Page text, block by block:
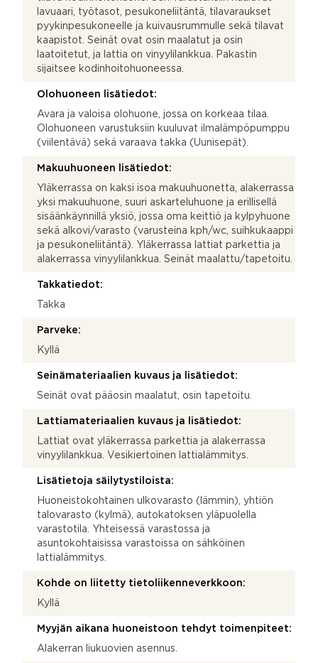
lavuaari, työtasot, pesukoneliitäntä, tilavaraukset
pyykinpesukoneelle ja kuivausrummulle sekä tilavat
kaapistot. Seinät ovat osin maalatut ja osin
laatoitetut, ja lattia on vinyylilankkua. Pakastin
sijaitsee kodinhoitohuoneessa.
Olohuoneen lisätiedot:
Avara ja valoisa olohuone, jossa on korkeaa tilaa.
Olohuoneen varustuksiin kuuluvat ilmalämpöpumppu
(viilentävä) sekä varaava takka (Uunisepät).
Makuuhuoneen lisätiedot:
Yläkerrassa on kaksi isoa makuuhuonetta, alakerrassa
yksi makuuhuone, suuri askarteluhuone ja erillisellä
sisäänkäynnillä yksiö, jossa oma keittiö ja kylpyhuone
sekä alkovi/varasto (varusteina kph/wc, suihkukaappi
ja pesukoneliitäntä). Yläkerrassa lattiat parkettia ja
alakerrassa vinyylilankkua. Seinät maalattu/tapetoitu.
Takkatiedot:
Takka
Parveke:
Kyllä
Seinämateriaalien kuvaus ja lisätiedot:
Seinät ovat pääosin maalatut, osin tapetoitu.
Lattiamateriaalien kuvaus ja lisätiedot:
Lattiat ovat yläkerrassa parkettia ja alakerrassa
vinyylilankkua. Vesikiertoinen lattialämmitys.
Lisätietoja säilytystiloista:
Huoneistokohtainen ulkovarasto (lämmin), yhtiön
talovarasto (kylmä), autokatoksen yläpuolella
varastotila. Yhteisessä varastossa ja
asuntokohtaisissa varastoissa on sähköinen
lattialämmitys.
Kohde on liitetty tietoliikenneverkkoon:
Kyllä
Myyjän aikana huoneistoon tehdyt toimenpiteet:
Alakerran liukuovien asennus.